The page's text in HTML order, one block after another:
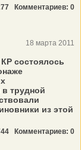
Комментариев: 0
18 марта 2011
состоялось
трудной
из этой
Комментариев: 0